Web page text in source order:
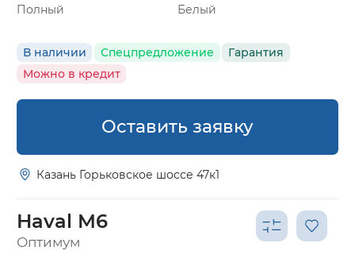
Полный
Белый
В наличии Спецпредложение
Гарантия
Можно в кредит
Оставить заявку
Казань Горьковское шоссе 47к1
Haval M6
Оптимум